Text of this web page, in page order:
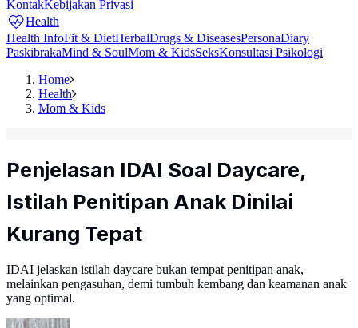
KontakKebijakan Privasi
Health
Health InfoFit & DietHerbalDrugs & DiseasesPersonaDiary
PaskibrakaMind & SoulMom & KidsSeksKonsultasi Psikologi
Home
Health
Mom & Kids
Penjelasan IDAI Soal Daycare,
Istilah Penitipan Anak Dinilai
Kurang Tepat
IDAI jelaskan istilah daycare bukan tempat penitipan anak,
melainkan pengasuhan, demi tumbuh kembang dan keamanan anak
yang optimal.